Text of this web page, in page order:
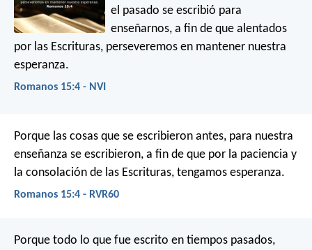
el pasado se escribió para
enseñarnos, a fin de que alentados
por las Escrituras, perseveremos en mantener nuestra
esperanza.
Romanos 15:4 - NVI
Porque las cosas que se escribieron antes, para nuestra
enseñanza se escribieron, a fin de que por la paciencia y
la consolación de las Escrituras, tengamos esperanza.
Romanos 15:4 - RVR60
Porque todo lo que fue escrito en tiempos pasados,